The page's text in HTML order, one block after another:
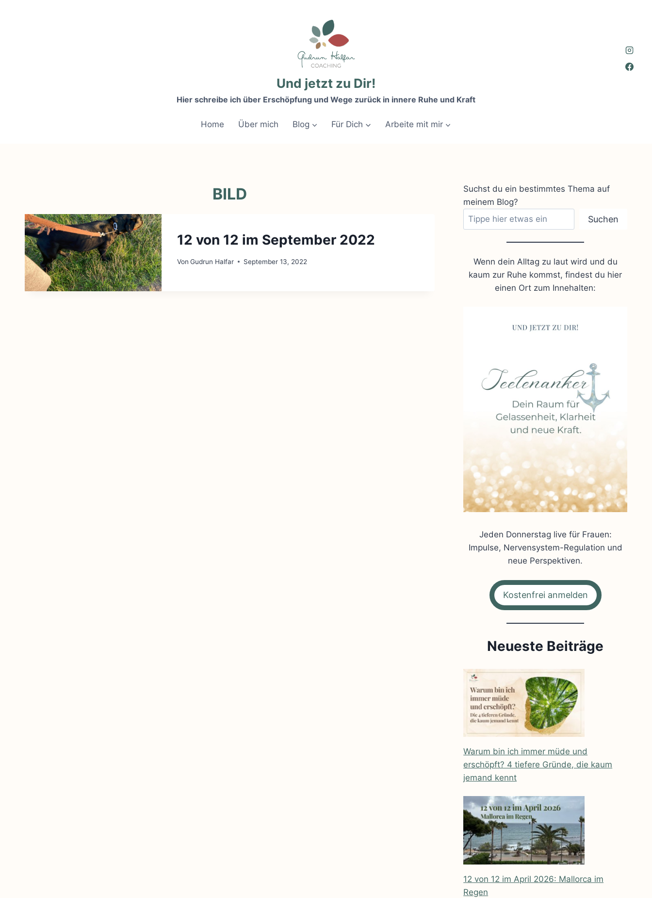
Und jetzt zu Dir!
Hier schreibe ich über Erschöpfung und Wege zurück in innere Ruhe und Kraft
Home Über mich Blog Für Dich Arbeite mit mir
BILD
12 von 12 im September 2022
Von Gudrun Halfar September 13, 2022
Suchst du ein bestimmtes Thema auf
meinem Blog?
Suchen
Wenn dein Alltag zu laut wird und du
kaum zur Ruhe kommst, findest du hier
einen Ort zum Innehalten:
Jeden Donnerstag live für Frauen:
Impulse, Nervensystem-Regulation und
neue Perspektiven.
Kostenfrei anmelden
Neueste Beiträge
Warum bin ich immer müde und
erschöpft? 4 tiefere Gründe, die kaum
jemand kennt
12 von 12 im April 2026: Mallorca im
Regen